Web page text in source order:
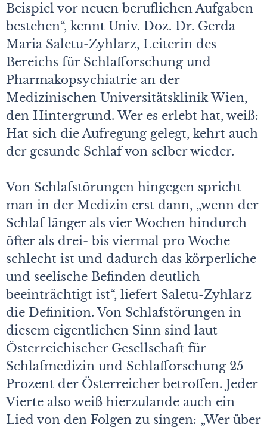
Beispiel vor neuen beruflichen Aufgaben
bestehen“, kennt Univ. Doz. Dr. Gerda
Maria Saletu-Zyhlarz, Leiterin des
Bereichs für Schlafforschung und
Pharmakopsychiatrie an der
Medizinischen Universitätsklinik Wien,
den Hintergrund. Wer es erlebt hat, weiß:
Hat sich die Aufregung gelegt, kehrt auch
der gesunde Schlaf von selber wieder.
Von Schlafstörungen hingegen spricht
man in der Medizin erst dann, „wenn der
Schlaf länger als vier Wochen hindurch
öfter als drei- bis viermal pro Woche
schlecht ist und dadurch das körperliche
und seelische Befinden deutlich
beeinträchtigt ist“, liefert Saletu-Zyhlarz
die Definition. Von Schlafstörungen in
diesem eigentlichen Sinn sind laut
Österreichischer Gesellschaft für
Schlafmedizin und Schlafforschung 25
Prozent der Österreicher betroffen. Jeder
Vierte also weiß hierzulande auch ein
Lied von den Folgen zu singen: „Wer über